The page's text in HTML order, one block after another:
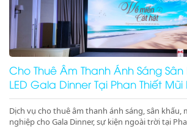
Cho Thuê Âm Thanh Ánh Sáng
LED Gala Dinner Tại Phan Thiết
Thuận Ninh Chữ Vĩnh Hy Giá Rẻ Uy
Dịch vụ cho thuê âm thanh ánh sáng, sân khấu,
nghiệp cho Gala Dinner, sự kiện ngoài trời tại